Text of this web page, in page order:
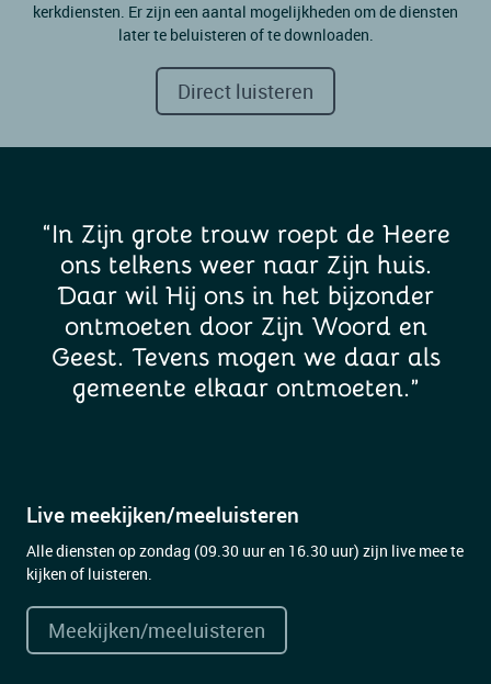
kerkdiensten. Er zijn een aantal mogelijkheden om de diensten
later te beluisteren of te downloaden.
Direct luisteren
“In Zijn grote trouw roept de Heere
ons telkens weer naar Zijn huis.
Daar wil Hij ons in het bijzonder
ontmoeten door Zijn Woord en
Geest. Tevens mogen we daar als
gemeente elkaar ontmoeten.”
Live meekijken/meeluisteren
Alle diensten op zondag (09.30 uur en 16.30 uur) zijn live mee te
kijken of luisteren.
Meekijken/meeluisteren